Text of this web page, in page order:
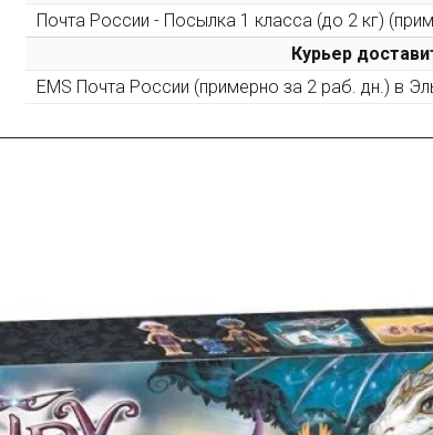
фото поэтапной сборки купленного
при покупке следующего набора (не дороже 10
отзыв или 100₽ за отзыв с фото.
и выигрывайте отличные призы!
Почта России - Посылка 1 класса (до 2 кг)
Курьер
EMS Почта России (примерно за 2 раб. дн.) в